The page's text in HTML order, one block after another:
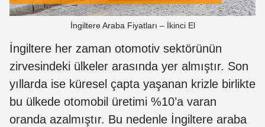
İngiltere Araba Fiyatları – İkinci El
İngiltere her zaman otomotiv sektörünün
zirvesindeki ülkeler arasında yer almıştır. Son
yıllarda ise küresel çapta yaşanan krizle birlikte
bu ülkede otomobil üretimi %10’a varan
oranda azalmıştır. Bu nedenle İngiltere araba